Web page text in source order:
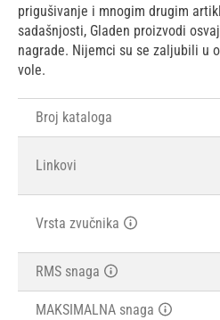
prigušivanje i mnogim drugim
sadašnjosti, Gladen proizvodi
nagrade. Nijemci su se zaljubili u
vole.
Broj kataloga
Linkovi
Vrsta zvučnika
RMS snaga
MAKSIMALNA snaga